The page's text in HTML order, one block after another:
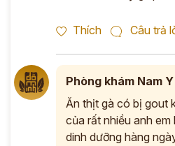
Thích Câu trả
Phòng khám Nam
Ăn thịt gà có bị gout
của rất nhiều anh
dinh dưỡng hàng